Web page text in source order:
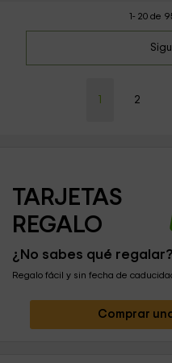
1- 20 de
2
TARJETAS
REGALO
¿No sabes qué regalar?
Regalo fácil y sin fecha de
Comprar